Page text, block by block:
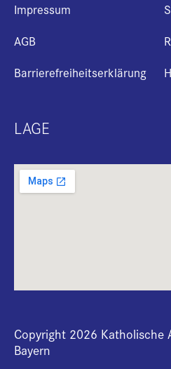
Impressum
AGB
Barrierefreiheitserklärung
LAGE
Copyright 2026 Katholische
Bayern